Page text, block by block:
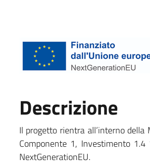
Descrizione
Il progetto rientra all’interno
Componente 1, Investimento 1.4
NextGenerationEU.